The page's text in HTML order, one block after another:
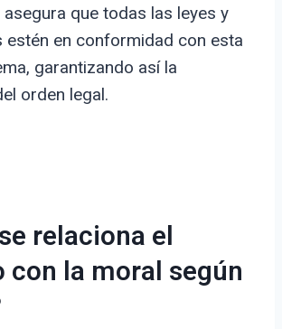
que todas las leyes y
estén en conformidad con esta
garantizando así la
orden legal.
relaciona el
con la moral según